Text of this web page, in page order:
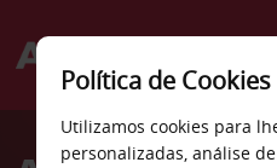
Welcome
Política de Cookies
Utilizamos cookies para
personalizadas, análise